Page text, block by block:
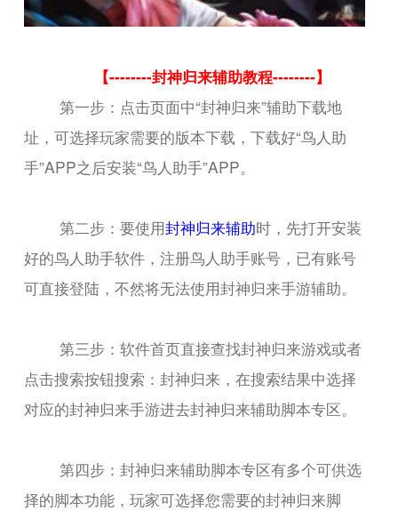
【--------封神归来辅助教程--------】
第一步：点击页面中“封神归来”辅助下载地
址，可选择玩家需要的版本下载，下载好“鸟人助
手”APP之后安装“鸟人助手”APP。
第二步：要使用封神归来辅助时，先打开安装
好的鸟人助手软件，注册鸟人助手账号，已有账号
可直接登陆，不然将无法使用封神归来手游辅助。
第三步：软件首页直接查找封神归来游戏或者
点击搜索按钮搜索：封神归来，在搜索结果中选择
对应的封神归来手游进去封神归来辅助脚本专区。
第四步：封神归来辅助脚本专区有多个可供选
择的脚本功能，玩家可选择您需要的封神归来脚